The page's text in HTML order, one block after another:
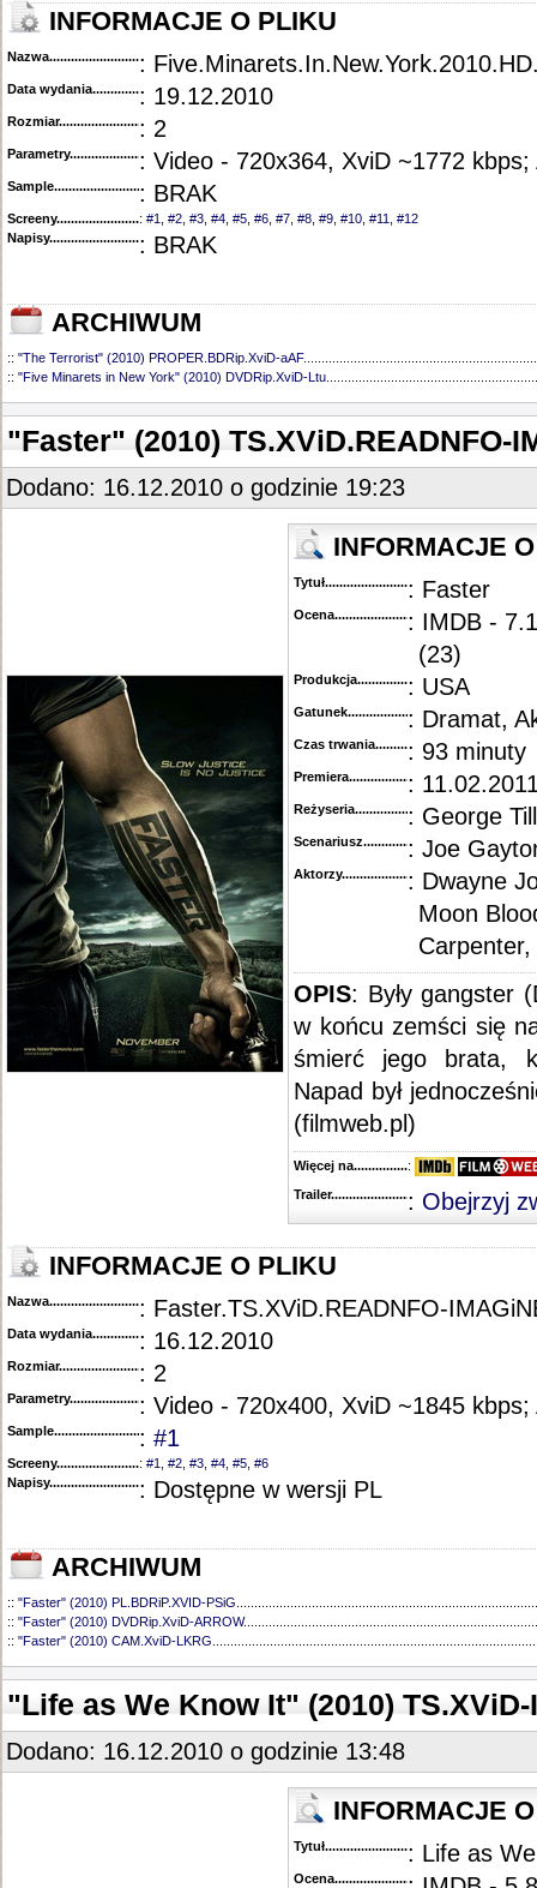
INFORMACJE O PLIKU
Nazwa.............................................
:
Data wydania......................................
: 19.12.2010
Rozmiar...........................................
: 2
Parametry.........................................: Video - 720x364, XviD ~1772
Sample............................................
: BRAK
Screeny...........................................
: #1 #2 #3 #4 #5 #6 #7 #8 #9 #10 #11
#12
Napisy............................................
: BRAK
ARCHIWUM
:: "The Terrorist" (2010) PROPER.BDRip.XviD-aAF
:: "Five Minarets in New York" (2010) DVDRip.XviD-Ltu
"Faster" (2010) TS.XViD.READNFO-
Dodano: 16.12.2010 o godzinie 19:23
INFORMACJE
Tytuł............................................
: Faster
Ocena.............................................
: IMDB -
(23)
Produkcja.........................................
: USA
Gatunek...........................................
: Dramat,
Czas trwania......................................
: 93 minuty
Premiera..........................................
:
Reżyseria........................................
: George
Scenariusz........................................
: Joe
Aktorzy...........................................
: Dwayne
Moon
OPIS: Były gangster
w końcu zemści się
śmierć jego brata,
Napad był
(filmweb.pl)
Więcej na........................................
:
Trailer...........................................
: Obejrzyj
INFORMACJE O PLIKU
Nazwa.............................................: Faster.TS.XViD.READNFO-
Data wydania......................................
: 16.12.2010
Rozmiar...........................................
: 2
Parametry.........................................: Video - 720x400, XviD ~1845
Sample............................................
: #1
Screeny...........................................
: #1 #2 #3 #4 #5 #6
Napisy............................................: Dostępne w wersji PL
ARCHIWUM
:: "Faster" (2010) PL.BDRiP.XVID-PSiG
:: "Faster" (2010) DVDRip.XviD-ARROW
:: "Faster" (2010) CAM.XviD-LKRG
"Life as We Know It" (2010) TS.XViD-
Dodano: 16.12.2010 o godzinie 13:48
INFORMACJE
Tytuł............................................
: Life as
Ocena.............................................